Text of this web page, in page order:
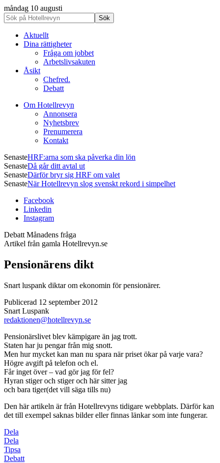
måndag 10 augusti
Aktuellt
Dina rättigheter
Fråga om jobbet
Arbetslivsakuten
Åsikt
Chefred.
Debatt
Om Hotellrevyn
Annonsera
Nyhetsbrev
Prenumerera
Kontakt
SenasteHRF:arna som ska påverka din lön
SenasteDå går ditt avtal ut
SenasteDärför bryr sig HRF om valet
SenasteNär Hotellrevyn slog svenskt rekord i simpelhet
Facebook
Linkedin
Instagram
Debatt Månadens fråga
Artikel från gamla Hotellrevyn.se
Pensionärens dikt
Snart luspank diktar om ekonomin för pensionärer.
Publicerad 12 september 2012
Snart Luspank
redaktionen@hotellrevyn.se
Pensionärslivet blev kämpigare än jag trott.
Staten har ju pengar från mig snott.
Men hur mycket kan man nu spara när priset ökar på varje vara?
Högre avgift på telefon och el.
Får inget över – vad gör jag för fel?
Hyran stiger och stiger och här sitter jag
och bara tiger(det vill säga tills nu)
Den här artikeln är från Hotellrevyns tidigare webbplats. Därför kan
det till exempel saknas bilder eller finnas länkar som inte fungerar.
Dela
Dela
Tipsa
Debatt